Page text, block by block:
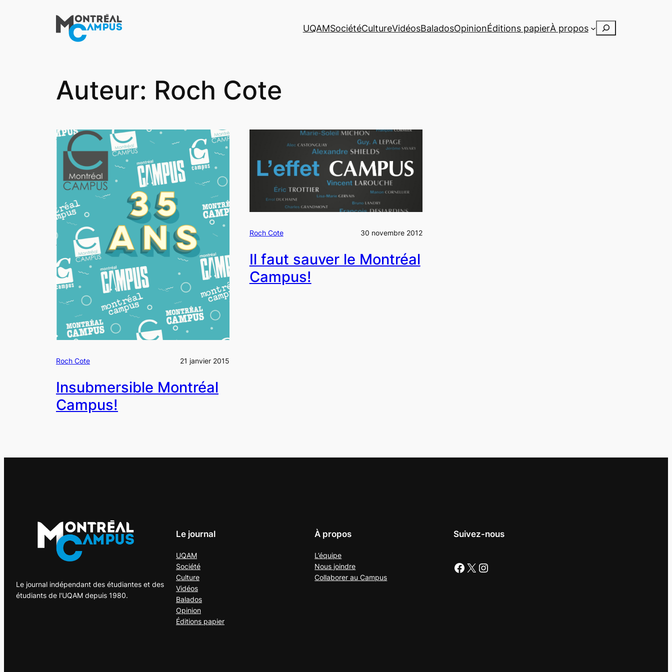
UQAMSociétéCultureVidéosBaladosOpinionÉditions papierÀ propos Rechercher
Auteur: Roch Cote
Roch Cote 21 janvier 2015
Insubmersible Montréal
Campus!
Roch Cote 30 novembre 2012
Il faut sauver le Montréal
Campus!
Le journal indépendant des étudiantes et des
étudiants de l'UQAM depuis 1980.
Le journal
UQAM
Société
Culture
Vidéos
Balados
Opinion
Éditions papier
À propos
L’équipe
Nous joindre
Collaborer auCampus
Suivez-nous
Facebook X Instagram